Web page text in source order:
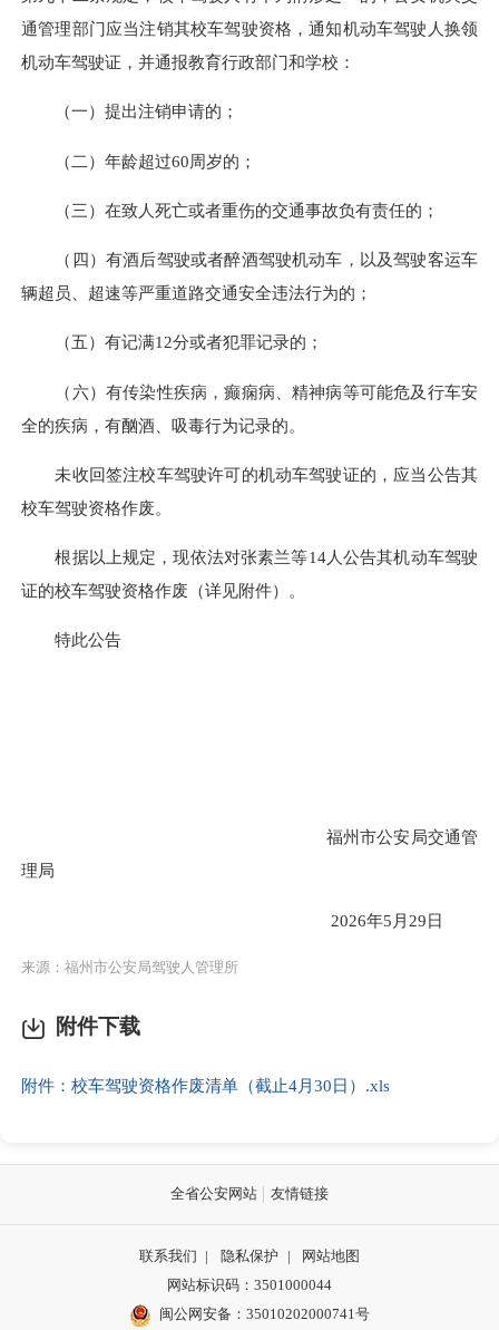
通管理部门应当注销其校车驾驶资格，通知机动车驾驶人换领
机动车驾驶证，并通报教育行政部门和学校：
（一）提出注销申请的；
（二）年龄超过60周岁的；
（三）在致人死亡或者重伤的交通事故负有责任的；
（四）有酒后驾驶或者醉酒驾驶机动车，以及驾驶客运车
辆超员、超速等严重道路交通安全违法行为的；
（五）有记满12分或者犯罪记录的；
（六）有传染性疾病，癫痫病、精神病等可能危及行车安
全的疾病，有酗酒、吸毒行为记录的。
未收回签注校车驾驶许可的机动车驾驶证的，应当公告其
校车驾驶资格作废。
根据以上规定，现依法对张素兰等14人公告其机动车驾驶
证的校车驾驶资格作废（详见附件）。
特此公告
福州市公安局交通管
理局
2026年5月29日
来源：福州市公安局驾驶人管理所
附件下载
附件：校车驾驶资格作废清单（截止4月30日）.xls
全省公安网站 友情链接
联系我们 | 隐私保护 |
网站地图
网站标识码：3501000044
闽公网安备：35010202000741号